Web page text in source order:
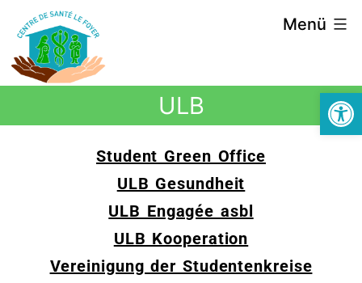
Menü
ULB
Student Green Office
ULB Gesundheit
ULB Engagée asbl
ULB Kooperation
Vereinigung der Studentenkreise